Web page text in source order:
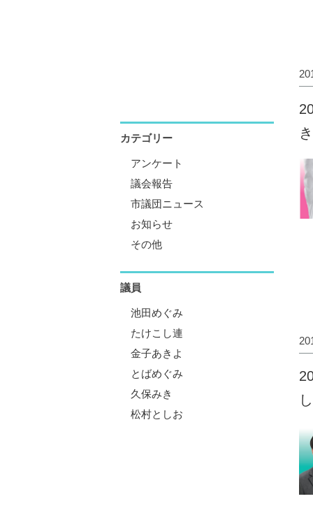
カテゴリー
アンケート
議会報告
市議団ニュース
お知らせ
その他
議員
池田めぐみ
たけこし連
金子あきよ
とばめぐみ
久保みき
松村としお